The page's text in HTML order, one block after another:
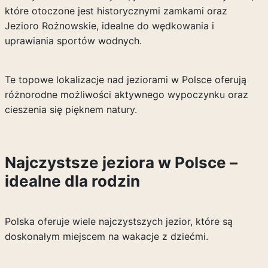
które otoczone jest historycznymi zamkami oraz
Jezioro Rożnowskie, idealne do wędkowania i
uprawiania sportów wodnych.
Te topowe lokalizacje nad jeziorami w Polsce oferują
różnorodne możliwości aktywnego wypoczynku oraz
cieszenia się pięknem natury.
Najczystsze jeziora w Polsce –
idealne dla rodzin
Polska oferuje wiele najczystszych jezior, które są
doskonałym miejscem na wakacje z dziećmi.